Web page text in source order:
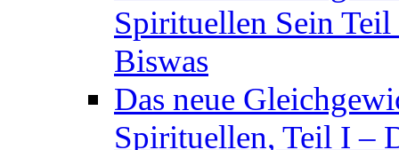
Spirituellen Sein
Biswas
Das neue
Spirituellen, Teil I –